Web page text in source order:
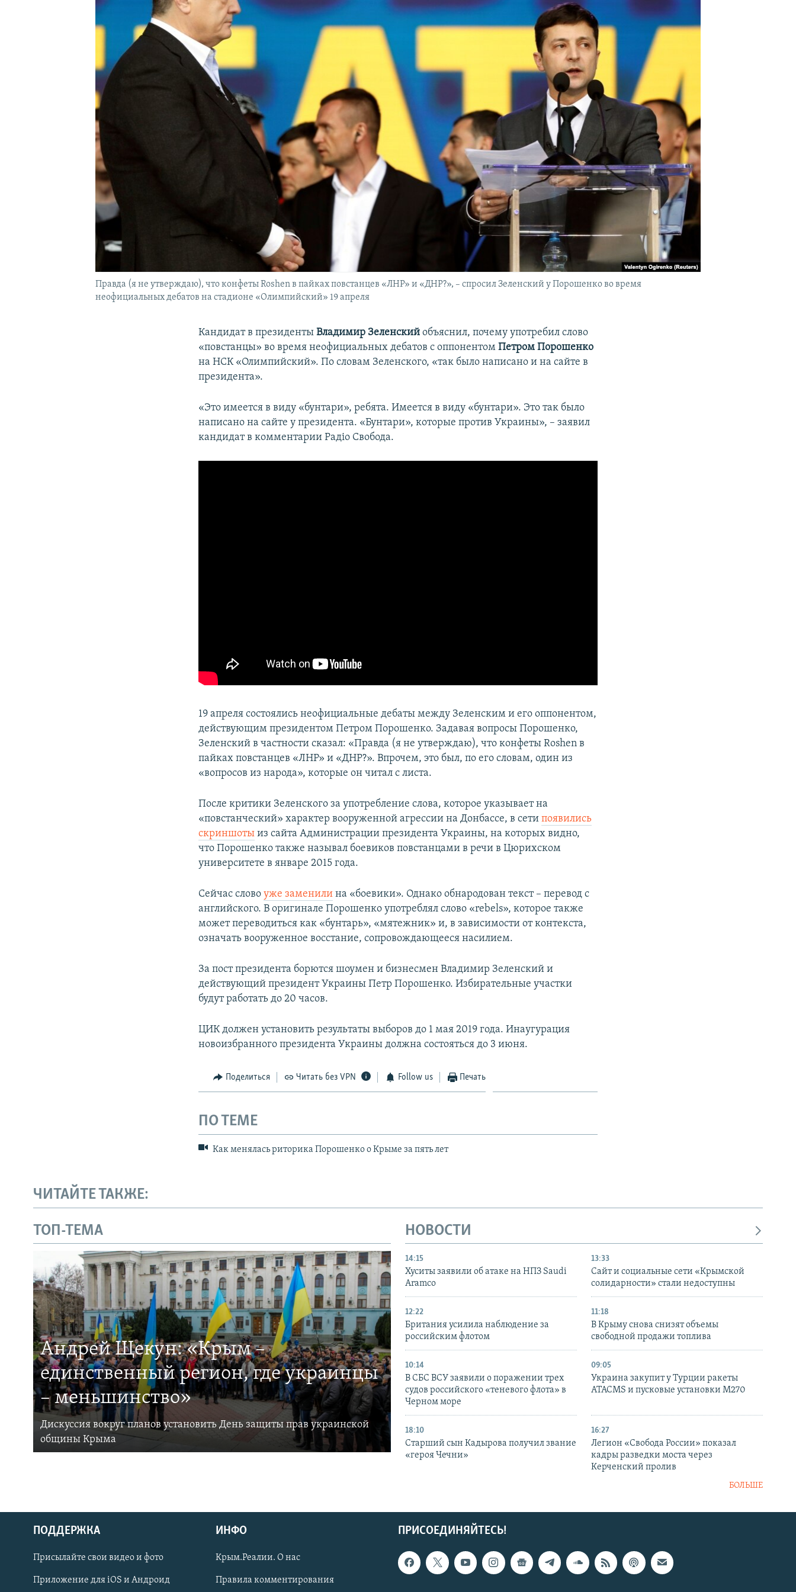
КРЫМ.НЕПОКОРЕННЫЙ
УКРАИНСКАЯ ПРОБЛЕМА КРЫМА
Українською
Qırımtatar
Правда (я не утверждаю), что конфеты Roshen в пайках повстанцев «ЛНР» и «ДНР?», – спросил Зеленский у Порошенко во время
неофициальных дебатов на стадионе «Олимпийский» 19 апреля
Кандидат в президентыВладимир Зеленский объяснил, почему употребил слово
«повстанцы» во время неофициальных дебатов с оппонентомПетром Порошенко
на НСК «Олимпийский». По словам Зеленского, «так было написано и на сайте в
президента».
«Это имеется в виду «бунтари», ребята. Имеется в виду «бунтари». Это так было
написано на сайте у президента. «Бунтари», которые против Украины», – заявил
кандидат в комментарии Радіо Свобода.
19 апреля состоялись неофициальные дебаты между Зеленским и его оппонентом,
действующим президентом Петром Порошенко. Задавая вопросы Порошенко,
Зеленский в частности сказал: «Правда (я не утверждаю), что конфеты Roshen в
пайках повстанцев «ЛНР» и «ДНР?». Впрочем, это был, по его словам, один из
«вопросов из народа», которые он читал с листа.
После критики Зеленского за употребление слова, которое указывает на
«повстанческий» характер вооруженной агрессии на Донбассе, в сетипоявились
скриншоты из сайта Администрации президента Украины, на которых видно,
что Порошенко также называл боевиков повстанцами в речи в Цюрихском
университете в январе 2015 года.
Сейчас словоуже заменили на «боевики». Однако обнародован текст – перевод с
английского. В оригинале Порошенко употреблял слово «rebels», которое также
может переводиться как «бунтарь», «мятежник» и, в зависимости от контекста,
означать вооруженное восстание, сопровождающееся насилием.
За пост президента борются шоумен и бизнесмен Владимир Зеленский и
действующий президент Украины Петр Порошенко. Избирательные участки
будут работать до 20 часов.
ЦИК должен установить результаты выборов до 1 мая 2019 года. Инаугурация
новоизбранного президента Украины должна состояться до 3 июня.
Поделиться Читать без VPN Follow us Печать
ПО ТЕМЕ
Как менялась риторика Порошенко о Крыме за пять лет
ЧИТАЙТЕ ТАКЖЕ:
ТОП-ТЕМА
Андрей Щекун: «Крым –
единственный регион, где украинцы
– меньшинство»
Дискуссия вокруг планов установить День защиты прав украинской
общины Крыма
НОВОСТИ
14:15
Хуситы заявили об атаке на НПЗ Saudi
Aramco
13:33
Сайт и социальные сети «Крымской
солидарности» стали недоступны
12:22
Британия усилила наблюдение за
российским флотом
11:18
В Крыму снова снизят объемы
свободной продажи топлива
10:14
В СБС ВСУ заявили о поражении трех
судов российского «теневого флота» в
Черном море
09:05
Украина закупит у Турции ракеты
ATACMS и пусковые установки M270
18:10
Старший сын Кадырова получил звание
«героя Чечни»
16:27
Легион «Свобода России» показал
кадры разведки моста через
Керченский пролив
БОЛЬШЕ
ПРИСОЕДИНЯЙТЕСЬ!
ПОДДЕРЖКА
Присылайте свои видео и фото
Приложение для iOS и Андроид
ИНФО
Крым.Реалии. О нас
Правила комментирования